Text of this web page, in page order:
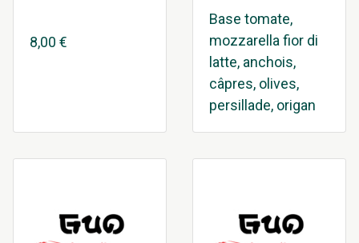
8,00 €
Base tomate,
mozzarella fior di
latte, anchois,
câpres, olives,
persillade, origan